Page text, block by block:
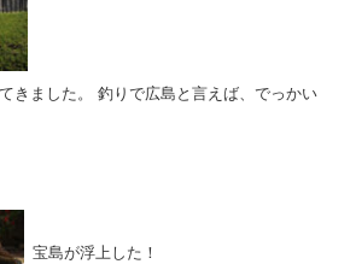
きました。 釣りで広島と言えば、でっかい
宝島が浮上した！